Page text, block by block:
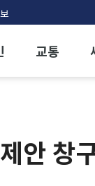
교통
안 창